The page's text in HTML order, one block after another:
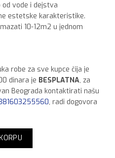
vode i dejstva
estetske karakteristike.
10-12m2 u jednom
robe za sve kupce čija je
dinara je BESPLATNA, za
Beograda kontaktirati našu
, radi dogovora
mahagoni, 0,75l količina